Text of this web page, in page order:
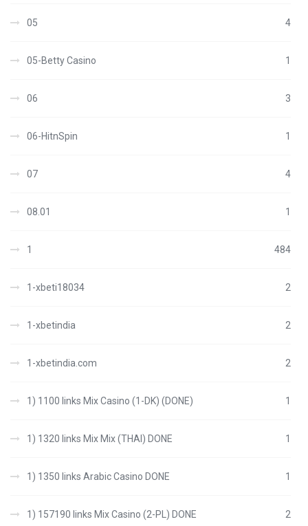
05 4
05-Betty Casino 1
06 3
06-HitnSpin 1
07 4
08.01 1
1 484
1-xbeti18034 2
1-xbetindia 2
1-xbetindia.com 2
1) 1100 links Mix Casino (1-DK) (DONE) 1
1) 1320 links Mix Mix (THAI) DONE 1
1) 1350 links Arabic Casino DONE 1
1) 157190 links Mix Casino (2-PL) DONE 2